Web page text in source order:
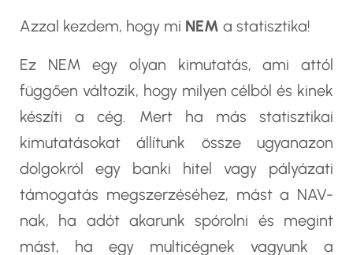
Azzal kezdem, hogy mi NEM a statisztika!
Ez NEM egy olyan kimutatás, ami attól
függően változik, hogy milyen célból és kinek
készíti a cég. Mert ha más statisztikai
kimutatásokat állítunk össze ugyanazon
dolgokról egy banki hitel vagy pályázati
támogatás megszerzéséhez, mást a NAV-
nak, ha adót akarunk spórolni és megint
mást, ha egy multicégnek vagyunk a